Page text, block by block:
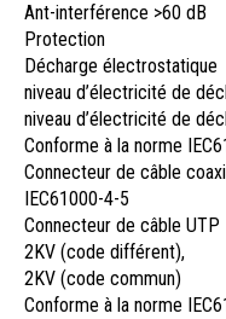
Ant-interférence >60 dB
Protection
Décharge électrostatique
niveau d’électricité de
niveau d’électricité de
Conforme à la norme
Connecteur de câble
IEC61000-4-5
Connecteur de câble UTP
2KV (code différent),
2KV (code commun)
Conforme à la norme